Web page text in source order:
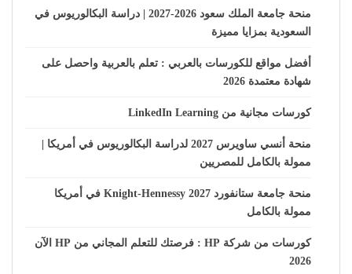
منحة جامعة الملك سعود 2026-2027 | دراسة البكالوريوس في
السعودية بمزايا مميزة
أفضل مواقع للكورسات بالعربي : تعلم بالعربية واحصل على
شهادة معتمدة 2026
كورسات مجانية من LinkedIn Learning
منحة أنسي ساويرس 2027 لدراسة البكالوريوس في أمريكا |
ممولة بالكامل للمصريين
منحة جامعة ستانفورد Knight-Hennessy 2027 في أمريكا
ممولة بالكامل
كورسات من شركة HP : فرصتك للتعلم المجاني من HP الآن
2026